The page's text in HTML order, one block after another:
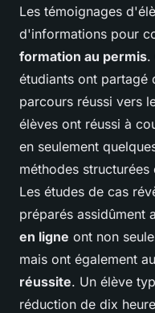
Les témoignages
d'informations pour
formation au permis.
étudiants ont partagé
parcours réussi vers
élèves ont réussi à
en seulement
méthodes
Les études de cas
préparés assidûment
en ligne ont non
mais ont également
réussite. Un élève
réduction de dix